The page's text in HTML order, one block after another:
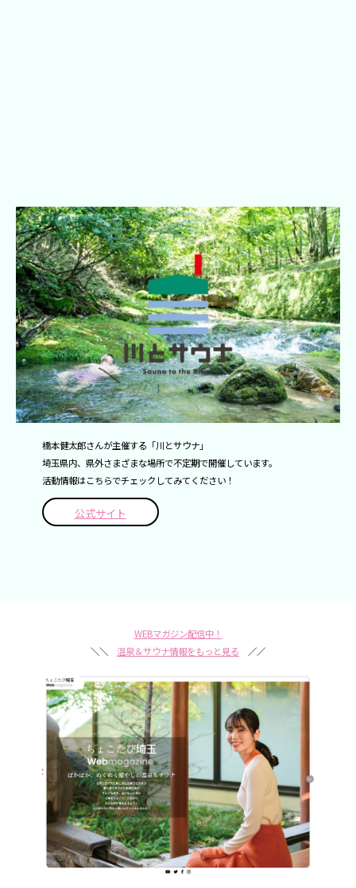
橋本健太郎さんが主催する「川とサウナ」
埼玉県内、県外さまざまな場所で不定期で開催しています。
活動情報はこちらでチェックしてみてください！
公式サイト
WEBマガジン配信中！
＼＼ 温泉＆サウナ情報をもっと見る ／／